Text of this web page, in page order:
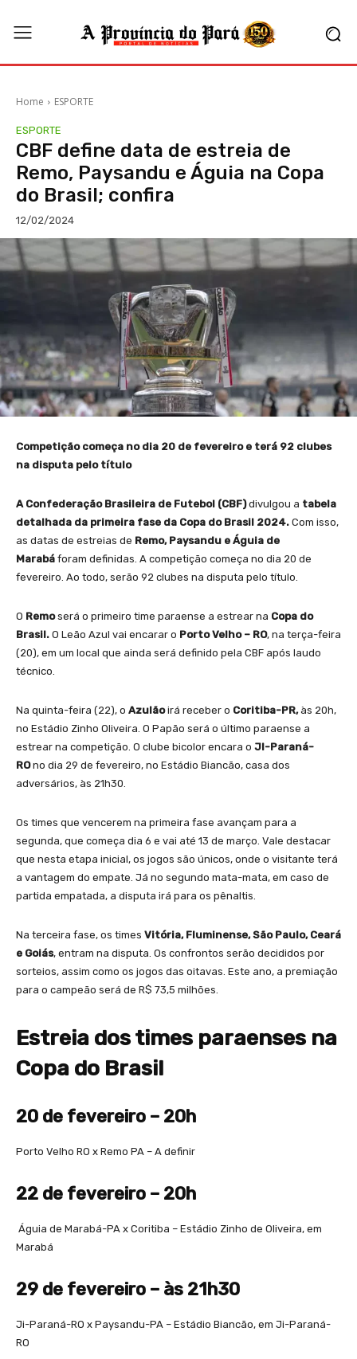
Home ESPORTE
ESPORTE
CBF define data de estreia de
Remo, Paysandu e Águia na Copa
do Brasil; confira
12/02/2024
Competição começa no dia 20 de fevereiro e terá 92 clubes
na disputa pelo título
A Confederação Brasileira de Futebol (CBF)divulgou a tabela
detalhada da primeira fase da Copa do Brasil 2024. Com isso,
as datas de estreias de Remo, Paysandu e Águia de
Marabá foram definidas. A competição começa no dia 20 de
fevereiro. Ao todo, serão 92 clubes na disputa pelo título.
O Remoserá o primeiro time paraense a estrear na Copa do
Brasil. O Leão Azul vai encarar o Porto Velho – RO, na terça-feira
(20), em um local que ainda será definido pela CBF após laudo
técnico.
Na quinta-feira (22), o Azulãoirá receber o Coritiba-PR,às 20h,
no Estádio Zinho Oliveira. O Papão será o último paraense a
estrear na competição. O clube bicolor encara o JI-Paraná-
ROno dia 29 de fevereiro, no Estádio Biancão, casa dos
adversários, às 21h30.
Os times que vencerem na primeira fase avançam para a
segunda, que começa dia 6 e vai até 13 de março. Vale destacar
que nesta etapa inicial, os jogos são únicos, onde o visitante terá
a vantagem do empate. Já no segundo mata-mata, em caso de
partida empatada, a disputa irá para os pênaltis.
Na terceira fase, os times Vitória, Fluminense, São Paulo, Ceará
e Goiás, entram na disputa. Os confrontos serão decididos por
sorteios, assim como os jogos das oitavas. Este ano, a premiação
para o campeão será de R$ 73,5 milhões.
Estreia dos times paraenses na
Copa do Brasil
20 de fevereiro – 20h
Porto Velho RO x Remo PA – A definir
22 de fevereiro – 20h
Águia de Marabá-PA x Coritiba – Estádio Zinho de Oliveira, em
Marabá
29 de fevereiro – às 21h30
Ji-Paraná-RO x Paysandu-PA – Estádio Biancão, em Ji-Paraná-
RO